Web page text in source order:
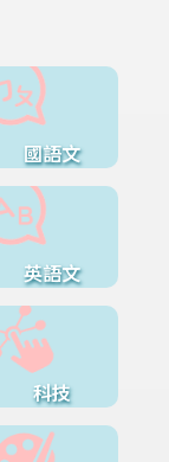
國語文
英語文
科技